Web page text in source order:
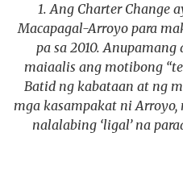
1. Ang Charter Change
Macapagal-Arroyo para
pa sa 2010.
maiaalis ang motibong
Batid ng kabataan at ng
mga kasampakat ni
nalalabing ‘ligal’ na